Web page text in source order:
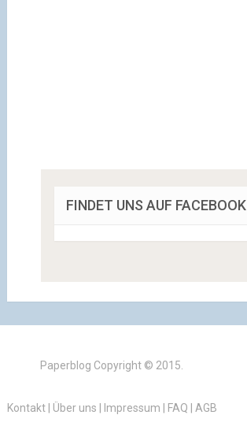
FINDET UNS AUF FACEBOOK
Paperblog Copyright © 2015.
Kontakt| Über uns Impressum FAQ AGB